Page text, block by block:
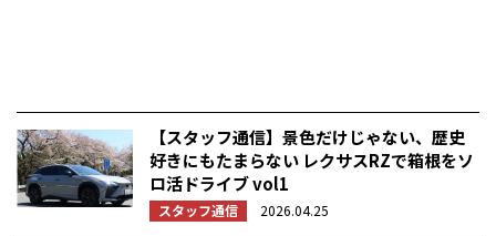
【スタッフ通信】景色だけじゃない、歴史
好きにもたまらない レクサスRZで箱根をソ
ロ活ドライブ vol1
スタッフ通信 2026.04.25